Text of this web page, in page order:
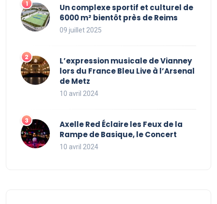
Un complexe sportif et culturel de
6000 m² bientôt près de Reims
09 juillet 2025
L’expression musicale de Vianney
lors du France Bleu Live à l’Arsenal
de Metz
10 avril 2024
Axelle Red Éclaire les Feux de la
Rampe de Basique, le Concert
10 avril 2024